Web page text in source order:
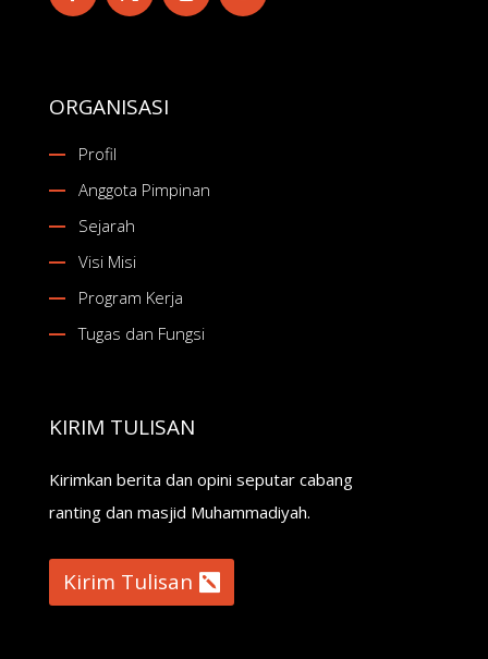
ORGANISASI
Profil
Anggota Pimpinan
Sejarah
Visi Misi
Program Kerja
Tugas dan Fungsi
KIRIM TULISAN
Kirimkan berita dan opini seputar cabang
ranting dan masjid Muhammadiyah.
Kirim Tulisan